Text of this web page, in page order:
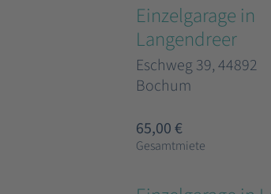
Einzelgarage in
Langendreer
Eschweg 39, 44892
Bochum
65,00 €
Gesamtmiete